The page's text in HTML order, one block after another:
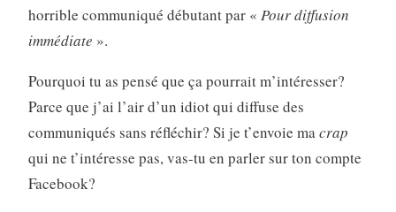
horrible communiqué débutant par « Pour diffusion
immédiate ».
Pourquoi tu as pensé que ça pourrait m’intéresser?
Parce que j’ai l’air d’un idiot qui diffuse des
communiqués sans réfléchir? Si je t’envoie ma crap
qui ne t’intéresse pas, vas-tu en parler sur ton compte
Facebook?